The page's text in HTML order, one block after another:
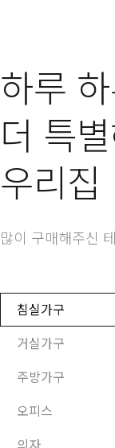
하루
더 특
우리집
많이 구매해주신
침실가구
거실가구
주방가구
오피스